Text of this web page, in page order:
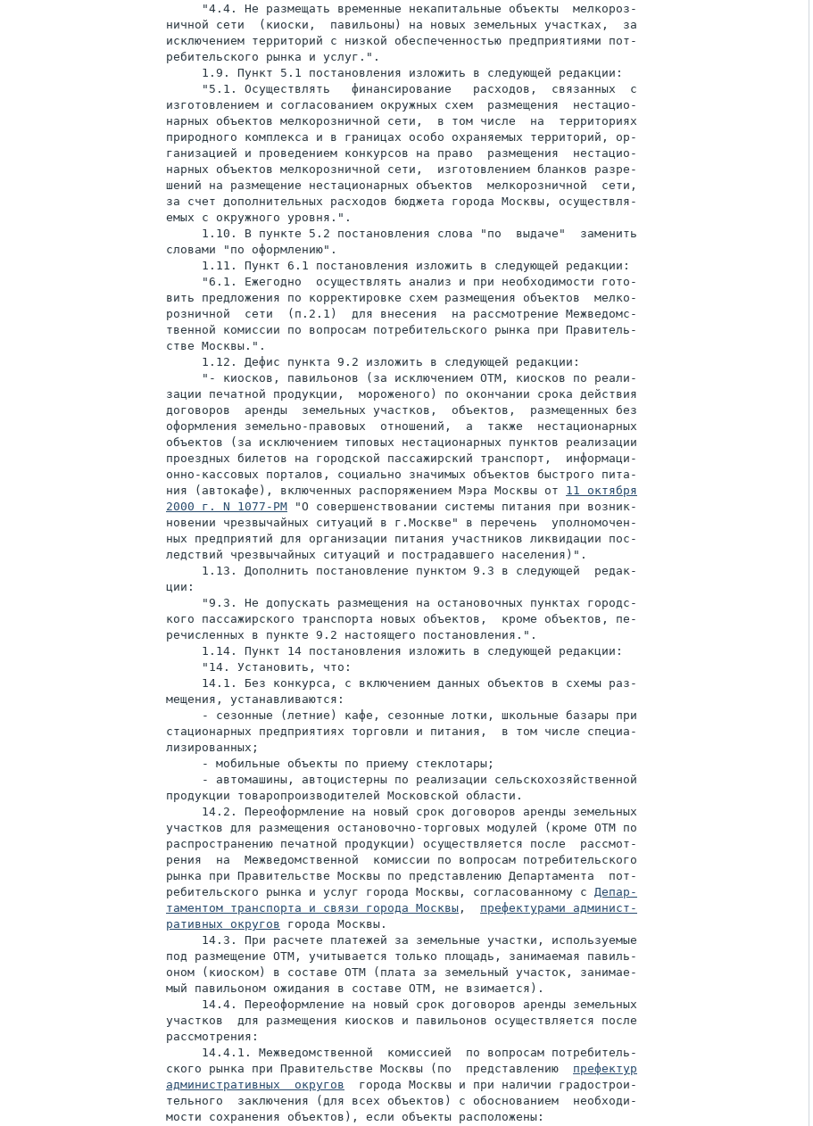
     "4.4. Не размещать временные некапитальные объекты  мелкороз-
ничной сети  (киоски,  павильоны) на новых земельных участках,  за
исключением территорий с низкой обеспеченностью предприятиями пот-
ребительского рынка и услуг.".
     1.9. Пункт 5.1 постановления изложить в следующей редакции:
     "5.1. Осуществлять   финансирование   расходов,  связанных  с
изготовлением и согласованием окружных схем  размещения  нестацио-
нарных объектов мелкорозничной сети,  в том числе  на  территориях
природного комплекса и в границах особо охраняемых территорий, ор-
ганизацией и проведением конкурсов на право  размещения  нестацио-
нарных объектов мелкорозничной сети,  изготовлением бланков разре-
шений на размещение нестационарных объектов  мелкорозничной  сети,
за счет дополнительных расходов бюджета города Москвы, осуществля-
емых с окружного уровня.".
     1.10. В пункте 5.2 постановления слова "по  выдаче"  заменить
словами "по оформлению".
     1.11. Пункт 6.1 постановления изложить в следующей редакции:
     "6.1. Ежегодно  осуществлять анализ и при необходимости гото-
вить предложения по корректировке схем размещения объектов  мелко-
розничной  сети  (п.2.1)  для внесения  на рассмотрение Межведомс-
твенной комиссии по вопросам потребительского рынка при Правитель-
стве Москвы.".
     1.12. Дефис пункта 9.2 изложить в следующей редакции:
     "- киосков, павильонов (за исключением ОТМ, киосков по реали-
зации печатной продукции,  мороженого) по окончании срока действия
договоров  аренды  земельных участков,  объектов,  размещенных без
оформления земельно-правовых  отношений,  а  также  нестационарных
объектов (за исключением типовых нестационарных пунктов реализации
проездных билетов на городской пассажирский транспорт,  информаци-
онно-кассовых порталов, социально значимых объектов быстрого пита-
ния (автокафе), включенных распоряжением Мэра Москвы от 11 октября
2000 г. N 1077-РМ "О совершенствовании системы питания при возник-
новении чрезвычайных ситуаций в г.Москве" в перечень  уполномочен-
ных предприятий для организации питания участников ликвидации пос-
ледствий чрезвычайных ситуаций и пострадавшего населения)".
     1.13. Дополнить постановление пунктом 9.3 в следующей  редак-
ции:
     "9.3. Не допускать размещения на остановочных пунктах городс-
кого пассажирского транспорта новых объектов,  кроме объектов, пе-
речисленных в пункте 9.2 настоящего постановления.".
     1.14. Пункт 14 постановления изложить в следующей редакции:
     "14. Установить, что:
     14.1. Без конкурса, с включением данных объектов в схемы раз-
мещения, устанавливаются:
     - сезонные (летние) кафе, сезонные лотки, школьные базары при
стационарных предприятиях торговли и питания,  в том числе специа-
лизированных;
     - мобильные объекты по приему стеклотары;
     - автомашины, автоцистерны по реализации сельскохозяйственной
продукции товаропроизводителей Московской области.
     14.2. Переоформление на новый срок договоров аренды земельных
участков для размещения остановочно-торговых модулей (кроме ОТМ по
распространению печатной продукции) осуществляется после  рассмот-
рения  на  Межведомственной  комиссии по вопросам потребительского
рынка при Правительстве Москвы по представлению Департамента  пот-
ребительского рынка и услуг города Москвы, согласованному с Депар-
таментом транспорта и связи города Москвы , префектурами админист-
ративных округов города Москвы.
     14.3. При расчете платежей за земельные участки, используемые
под размещение ОТМ, учитывается только площадь, занимаемая павиль-
оном (киоском) в составе ОТМ (плата за земельный участок, занимае-
мый павильоном ожидания в составе ОТМ, не взимается).
     14.4. Переоформление на новый срок договоров аренды земельных
участков  для размещения киосков и павильонов осуществляется после
рассмотрения:
     14.4.1. Межведомственной  комиссией  по вопросам потребитель-
ского рынка при Правительстве Москвы (по  представлению префектур
административных  округов
  города Москвы и при наличии градострои-
тельного  заключения (для всех объектов) с обоснованием  необходи-
мости сохранения объектов), если объекты расположены: